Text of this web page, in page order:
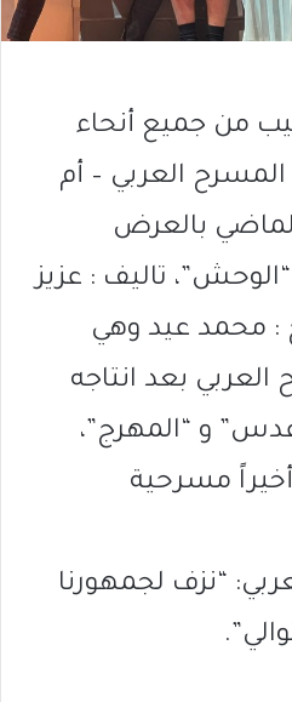
من جميع أنحاء
العربي – أم
بالعرض
تاليف : عزيز
: محمد عيد وهي
العربي بعد انتاجه
و “المهرج”،
مسرحية
“نزف لجمهورنا